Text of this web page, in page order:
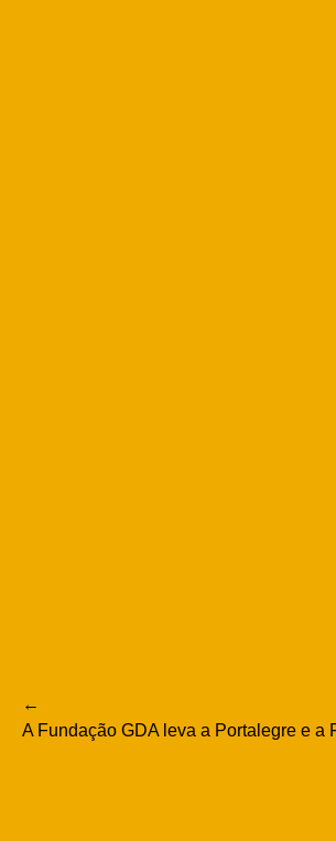
Navegação
A Fundação GDA leva a Portalegre e a